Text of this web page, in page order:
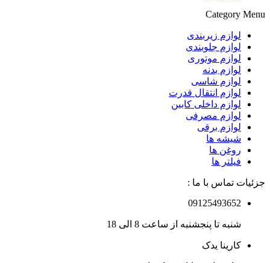
Category Menu
لوازم زیربندی
لوازم جلوبندی
لوازم موتوری
لوازم بدنه
لوازم شاسی
لوازم انتقال قدرت
لوازم داخلی کابین
لوازم مصرفی
لوازم برقی
شیشه ها
روغن ها
فیلتر ها
جزئیات تماس با ما :
09125493652
شنبه تا پنجشنبه از ساعت 8 الی 18
کارینا یدک